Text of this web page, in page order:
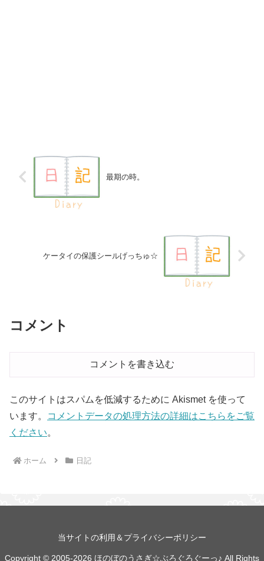
最期の時。
ケータイの保護シールげっちゅ☆
コメント
コメントを書き込む
このサイトはスパムを低減するために Akismet を使って
います。
コメントデータの処理方法の詳細はこちらをご覧
ください。
ホーム 日記
当サイトの利用＆プライバシーポリシー
Copyright © 2005-2026 ほのぼのうさぎ☆ぶろぐろぐーっ♪ All Rights